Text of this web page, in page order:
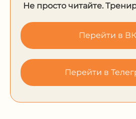
Не просто читайте.
Перейти в
Перейти в